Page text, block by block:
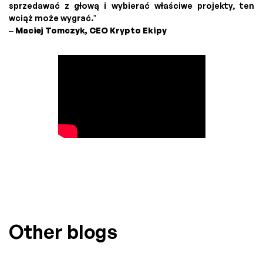
sprzedawać z głową i wybierać właściwe projekty, ten
wciąż może wygrać.”
– Maciej Tomczyk, CEO Krypto Ekipy
Other blogs